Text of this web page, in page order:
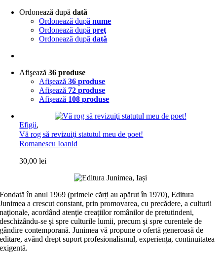
Ordonează dupădată
Ordonează dupănume
Ordonează dupăpreţ
Ordonează dupădată
Afişează36 produse
Afişează36 produse
Afişează 72 produse
Afişează 108 produse
Efigii,
Vă rog să revizuiţi statutul meu de poet!
Romanescu Ioanid
30,00lei
Fondată în anul 1969 (primele cărți au apărut în 1970), Editura
Junimea a crescut constant, prin promovarea, cu precădere, a culturii
naţionale, acordând atenţie creaţiilor românilor de pretutindeni,
deschizându-se şi spre culturile lumii, precum şi spre curentele de
gândire contemporană. Junimea vă propune o ofertă generoasă de
editare, având drept suport profesionalismul, experiența, continuitatea
exigentă.